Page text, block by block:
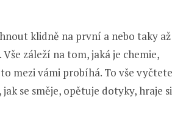
klidně na první a nebo taky až
Vše záleží na tom, jaká je chemie,
mezi vámi probíhá. To vše vyčtete
se směje, opětuje dotyky, hraje si